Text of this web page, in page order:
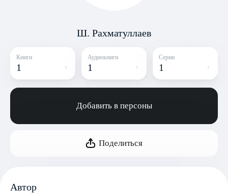
Ш. Рахматуллаев
Книги
1
Аудиокниги
1
Серии
1
Добавить в персоны
Поделиться
Автор